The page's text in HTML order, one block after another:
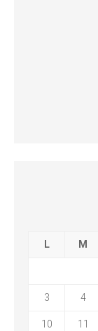
L M
3 4
10 11